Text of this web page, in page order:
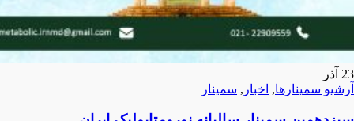
23 آذر
آرشیو سمینارها, اخبار , سمینار